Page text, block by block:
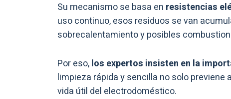
Su mecanismo se basa en resistencias
uso continuo, esos residuos se van
sobrecalentamiento y posibles
Por eso,los expertos insisten en la
limpieza rápida y sencilla no solo
vida útil del electrodoméstico.